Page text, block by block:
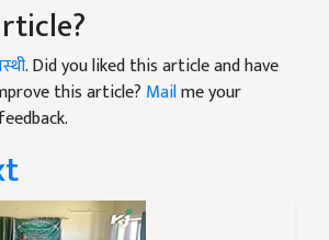
. Did you liked this article and have
this article? Mailme your